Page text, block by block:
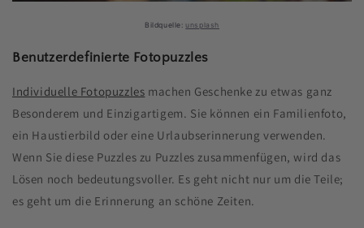
Bildquelle: unsplash
Benutzerdefinierte Fotopuzzles
Individuelle Fotopuzzles machen Geschenke zu etwas ganz
Besonderem und Einzigartigem. Sie können ein Familienfoto,
ein Haustierbild oder eine Urlaubserinnerung verwenden.
Wenn Sie diese Puzzles zu Puzzles zusammenfügen, wird das
Lösen noch bedeutungsvoller. Es geht nicht nur um die Teile;
es geht um die Erinnerung an schöne Zeiten.